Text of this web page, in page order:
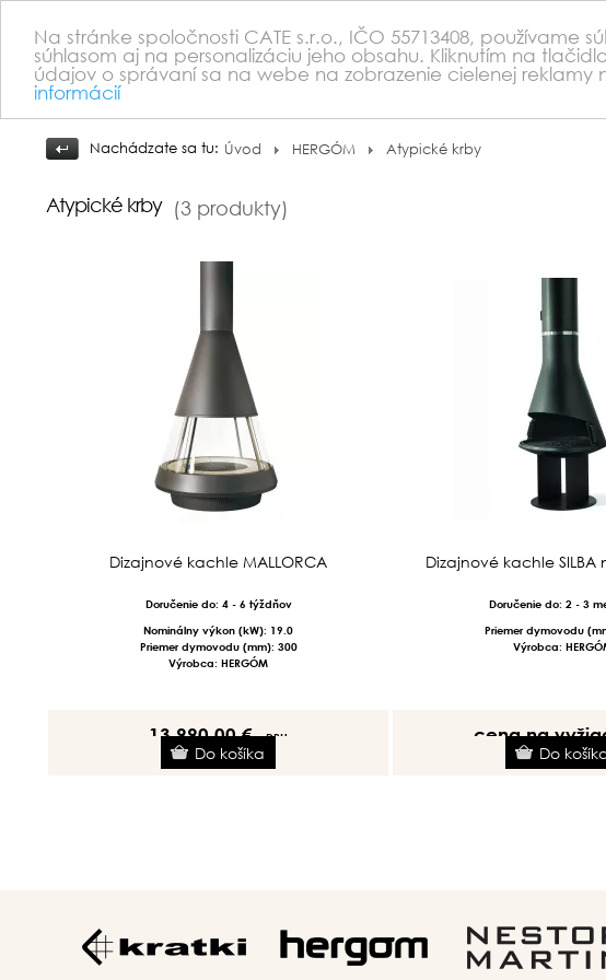
Na stránke spoločnosti CATE s.r.o., IČO 55713408, používame
súhlasom aj na personalizáciu jeho obsahu. Kliknutím na
údajov o správaní sa na webe na zobrazenie cielenej
informácií
Nachádzate sa tu: Úvod HERGÓM Atypické krby
Atypické krby(3 produkty)
Dizajnové kachle MALLORCA
Doručenie do: 4 - 6 týždňov
Nominálny výkon (kW): 19.0
Priemer dymovodu (mm): 300
Výrobca: HERGÓM
13 990.00 €s DPH
Dizajnové kachle
Doručenie do: 2 - 3
Priemer dymovodu
Výrobca:
cena na